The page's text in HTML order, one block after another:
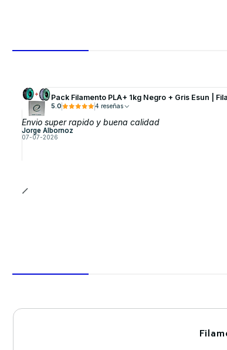
Pack Filamento PLA+ 1kg Negro + Gris Esun |
5.0 4 reseñas
Envio super rapido y buena calidad
Jorge Albornoz
07-07-2026